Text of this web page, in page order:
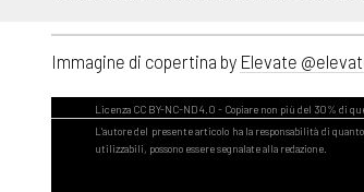
Immagine di copertina by Elevate